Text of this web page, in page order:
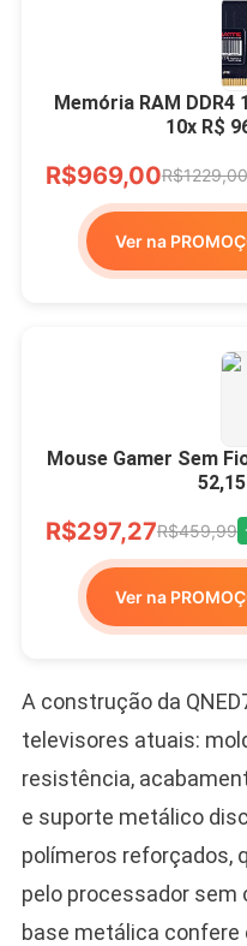
Memória RAM
10x R$
R$969,00R$1229,00
Ver na
Mouse Gamer Sem
R$297,27R$459,99
Ver na
A construção da
televisores atuais:
resistência,
e suporte metálico
polímeros reforçados,
pelo processador sem
base metálica confere